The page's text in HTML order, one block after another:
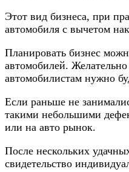
Этот вид бизнеса, при
автомобиля с вычетом
Планировать бизнес
автомобилей.
автомобилистам нужно
Если раньше не
такими небольшими
или на авто рынок.
После нескольких
свидетельство